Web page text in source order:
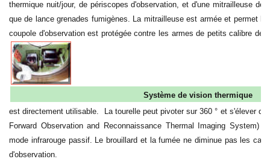
thermique nuit/jour, de périscopes d'observation, et d'une mitrailleuse de
que de lance grenades fumigènes. La mitrailleuse est armée et permet
coupole d'observation est protégée contre les armes
Système de vision thermique
de petits calibre de
est directement utilisable. La tourelle peut pivoter sur 360 ° et s'élever
Forward Observation and Reconnaissance Thermal Imaging System)
mode infrarouge passif. Le brouillard et la fumée ne diminue pas les
d'observation.